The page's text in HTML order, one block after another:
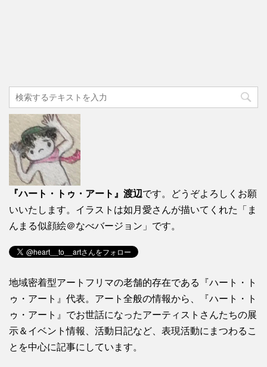
『ハート・トゥ・アート』渡辺です。どうぞよろしくお願
いいたします。イラストは如月愛さんが描いてくれた「ま
んまる似顔絵＠なべバージョン」です。
地域密着型アートフリマの老舗的存在である『ハート・ト
ゥ・アート』代表。アート全般の情報から、『ハート・ト
ゥ・アート』でお世話になったアーティストさんたちの展
示＆イベント情報、活動日記など、表現活動にまつわるこ
とを中心に記事にしています。